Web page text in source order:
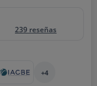
239 reseñas
+4